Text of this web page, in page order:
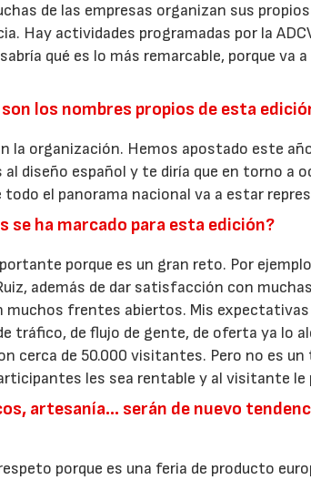
de las empresas organizan sus
Hay actividades programadas por la
qué es lo más remarcable, porque va
los nombres propios de esta
la organización. Hemos apostado este
diseño español y te diría que en torno a
el panorama nacional va a estar
se ha marcado para esta edición?
porque es un gran reto. Por
además de dar satisfacción con
frentes abiertos. Mis
tráfico, de flujo de gente, de oferta ya lo
cerca de 50.000 visitantes. Pero no es un
les sea rentable y al visitante
artesanía… serán de nuevo
porque es una feria de producto